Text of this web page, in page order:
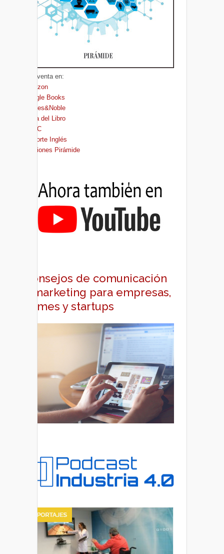
A la venta en:
Amazon
Google Books
Barnes&Noble
Casa del Libro
FNAC
El Corte Inglés
Ediciones Pirámide
Consejos de comunicación
y marketing para empresas,
pymes y startups